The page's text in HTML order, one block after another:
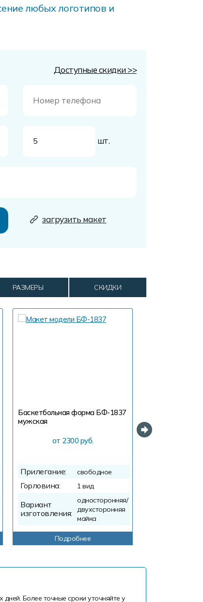
любых логотипов и
Доступные скидки >>
шт.
загрузить макет
РАЗМЕРЫ СКИДКИ
Баскетбольная форма БФ-1837
мужская
от 2300 руб.
Прилегание: свободное
Горловина: 1 вид
Вариант
изготовления:
односторонняя/
двухсторонняя
майка
Подробнее
мужская
дней. Более точные сроки уточняйте у